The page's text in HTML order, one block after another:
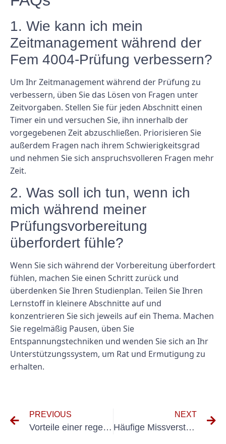
1. Wie kann ich mein
Zeitmanagement während der
Fem 4004-Prüfung verbessern?
Um Ihr Zeitmanagement während der Prüfung zu
verbessern, üben Sie das Lösen von Fragen unter
Zeitvorgaben. Stellen Sie für jeden Abschnitt einen
Timer ein und versuchen Sie, ihn innerhalb der
vorgegebenen Zeit abzuschließen. Priorisieren Sie
außerdem Fragen nach ihrem Schwierigkeitsgrad
und nehmen Sie sich anspruchsvolleren Fragen mehr
Zeit.
2. Was soll ich tun, wenn ich
mich während meiner
Prüfungsvorbereitung
überfordert fühle?
Wenn Sie sich während der Vorbereitung überfordert
fühlen, machen Sie einen Schritt zurück und
überdenken Sie Ihren Studienplan. Teilen Sie Ihren
Lernstoff in kleinere Abschnitte auf und
konzentrieren Sie sich jeweils auf ein Thema. Machen
Sie regelmäßig Pausen, üben Sie
Entspannungstechniken und wenden Sie sich an Ihr
Unterstützungssystem, um Rat und Ermutigung zu
erhalten.
PREVIOUS
Vorteile einer regelmäßigen Prüfung nach VDE 0100 Prüfung zur elektrischen Sicherheit
NEXT
Häufige Missverständnisse zur DGUV V3 und VDE 0701: Mythen entlarven